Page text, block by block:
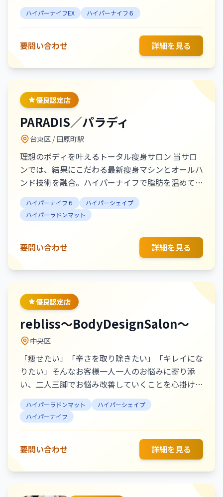
イベート空間を提供しております。肩こり、首凝
り、腰痛、医師も絶賛のハイパーナイフEX優良認
定実力派サロン♪ハイパーナイフ、アロマリンパド
レナージュ、小顔、ピーリング、韓国肌管理などの
メニューを揃え、ほうれい線や小顔などのお悩みに
特化した施術も！口コミ評価は4.9以上と高く、リ
ラックス効果と即効性を求める方に特におすすめ。
ハイパーナイフEX ハイパーナイフ６
要問い合わせ 詳細を見る
優良認定店
PARADIS／パラディ
台東区 / 田原町駅
理想のボディを叶えるトータル痩身サロン 当サロ
ンでは、結果にこだわる最新痩身マシンとオールハ
ンド技術を融合。ハイパーナイフで脂肪を温めて燃
焼を促進し、ハイパーシェイプでセルライトを強力
吸引！さらにハイパーラドンマットで代謝を高め、
内側からデトックス。フィットカービングでは筋肉
を引き締め、ボディコルギで骨格から整えて美しい
ラインへ導きます。 また、痩せやすい体をつくる
独自の痩身メソッドとして、骨盤底筋トレーニング
や身体の歪み改善にもアプローチ。見た目の変化だ
けでなく、健康的でしなやかな身体づくりをサポー
トします。無理な食事制限なしで、理想の自分へ。
ぜひ一度、驚きの変化をご体感ください。
ハイパーナイフ６
ハイパーシェイプ
ハイパーラドンマット
要問い合わせ 詳細を見る
優良認定店
rebliss〜BodyDesignSalon〜
中央区
「痩せたい」「辛さを取り除きたい」「キレイにな
りたい」そんなお客様一人一人のお悩みに寄り添
い、二人三脚でお悩み改善していくことを心掛けて
おります。 ハンドマッサージは痛いけどスッキリ
すると定評をいただいております。お身体の軽さを
実感したい方は是非一度体験してみてください！
ハイパーラドンマット
ハイパーシェイプ
ハイパーナイフ
要問い合わせ 詳細を見る